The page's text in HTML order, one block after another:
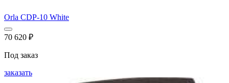
Orla CDP-10 White
70 620 ₽
Под заказ
заказать